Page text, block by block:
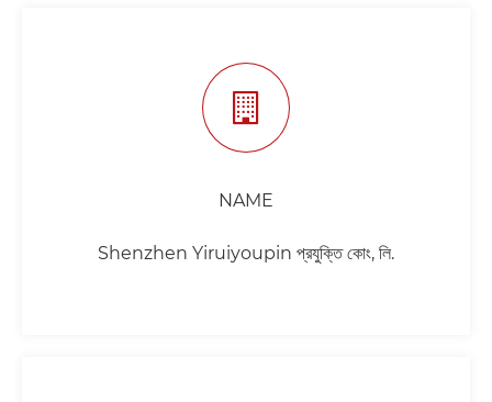
NAME
Shenzhen Yiruiyoupin প্রযুক্তি কোং, লি.